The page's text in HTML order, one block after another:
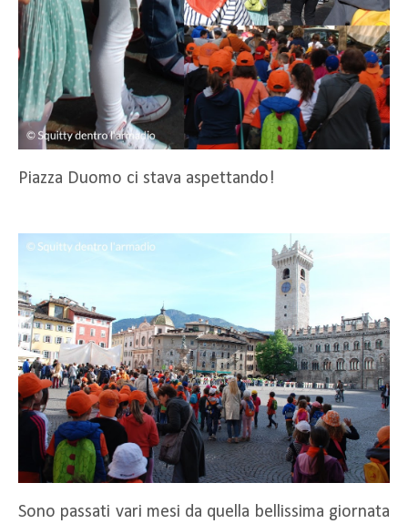
Piazza Duomo ci stava aspettando!
Sono passati vari mesi da quella bellissima giornata